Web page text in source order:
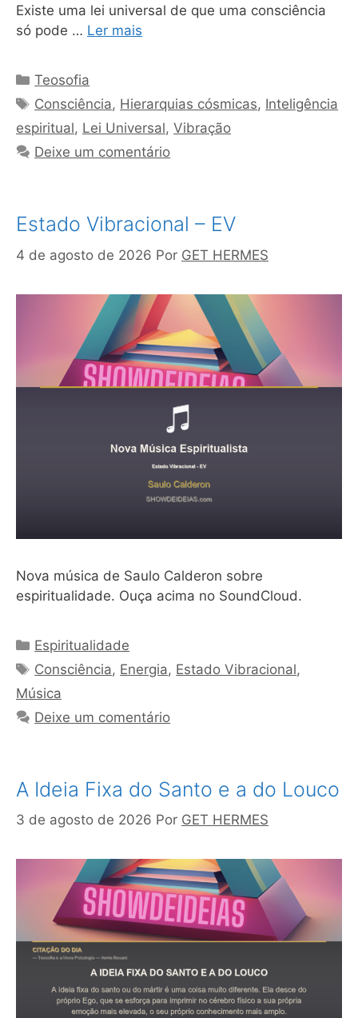
Existe uma lei universal de que uma consciência
só pode … Ler mais
Categorias
Teosofia
Tags
Consciência, Hierarquias cósmicas, Inteligência
espiritual, Lei Universal, Vibração
Deixe um comentário
Estado Vibracional – EV
4 de agosto de 2026 Por GET HERMES
Nova música de Saulo Calderon sobre
espiritualidade. Ouça acima no SoundCloud.
Categorias
Espiritualidade
Tags
Consciência, Energia, Estado Vibracional,
Música
Deixe um comentário
A Ideia Fixa do Santo e a do Louco
3 de agosto de 2026 Por GET HERMES